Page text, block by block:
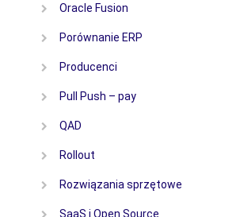
Oracle Fusion
Porównanie ERP
Producenci
Pull Push – pay
QAD
Rollout
Rozwiązania sprzętowe
SaaS i Open Source